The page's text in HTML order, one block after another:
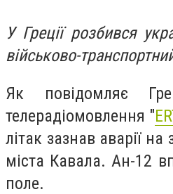
У Греції розбився
військово-
Як повідомляє
телерадіомовлення "
літак зазнав аварії на
міста Кавала. Ан-12
поле.